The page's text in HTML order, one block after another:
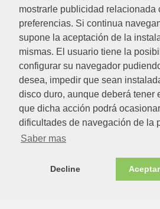
mostrarle publicidad relacionada
preferencias. Si continua
supone la aceptación de la
mismas. El usuario tiene la
configurar su navegador
desea, impedir que sean
disco duro, aunque deberá tener
que dicha acción podrá ocasionar
dificultades de navegación de la
Saber mas
Decline
26.56€
Ver detalle